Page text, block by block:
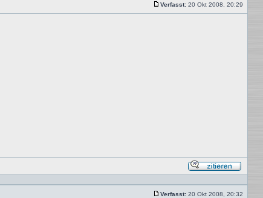
Verfasst: 20 Okt 2008, 20:29
Mit
Verfasst: 20 Okt 2008, 20:32